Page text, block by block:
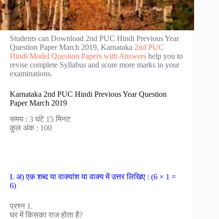
Students can Download 2nd PUC Hindi Previous Year
Question Paper March 2019, Karnataka 2nd PUC
Hindi Model Question Papers with Answers help you to
revise complete Syllabus and score more marks in your
examinations.
Karnataka 2nd PUC Hindi Previous Year Question
Paper March 2019
समय : 3 घंटे 15 मिनट
कुल अंक : 100
I. अ) एक शब्द या वाक्यांश या वाक्य में उत्तर लिखिए : (6 × 1 =
6)
प्रश्न 1.
घर में किसका राज होता है?